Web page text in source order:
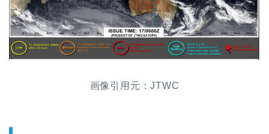
画像引用元：JTWC